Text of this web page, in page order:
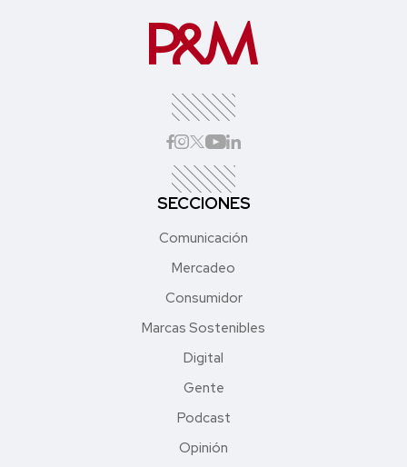
SECCIONES
Comunicación
Mercadeo
Consumidor
Marcas Sostenibles
Digital
Gente
Podcast
Opinión